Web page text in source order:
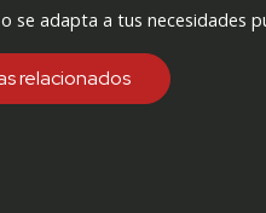
se adapta a tus necesidades
relacionados